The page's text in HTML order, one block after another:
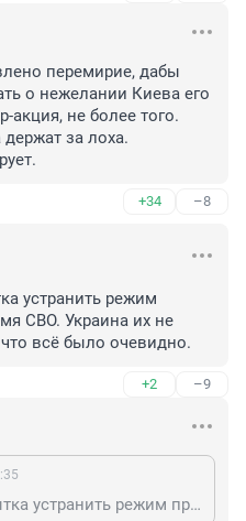
перемирие, дабы
о нежелании Киева его
акция, не более того.
за лоха.
+34 –8
устранить режим
СВО. Украина их не
всё было очевидно.
+2 –9
Так это уже третья попытка устранить режим прекращения огня за время СВО. Украина их не когда не соблюдала. Так что всё было очевидно.